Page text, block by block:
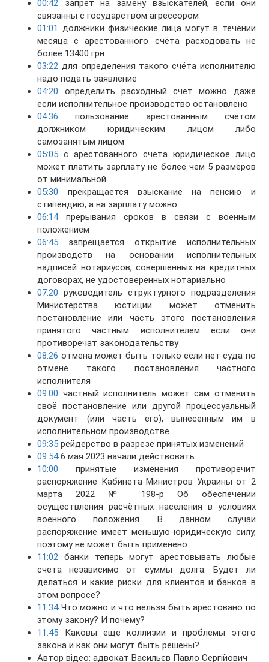
00:42 запрет на замену взыскателей, если они
связанны с государством агрессором
01:01 должники физические лица могут в течении
месяца с арестованного счёта расходовать не
более 13400 грн.
03:22 для определения такого счёта исполнителю
надо подать заявление
04:20 определить расходный счёт можно даже
если исполнительное производство остановлено
04:36 пользование арестованным счётом
должником юридическим лицом либо
самозанятым лицом
05:05 с арестованного счёта юридическое лицо
может платить зарплату не более чем 5 размеров
от минимальной
05:30 прекращается взыскание на пенсию и
стипендию, а на зарплату можно
06:14прерывания сроков в связи с военным
положением
06:45 запрещается открытие исполнительных
производств на основании исполнительных
надписей нотариусов, совершённых на кредитных
договорах, не удостоверенных нотариально
07:20 руководитель структурного подразделения
Министерства юстиции может отменить
постановление или часть этого постановления
принятого частным исполнителем если они
противоречат законодательству
08:26 отмена может быть только если нет суда по
отмене такого постановления частного
исполнителя
09:00 частный исполнитель может сам отменить
своё постановление или другой процессуальный
документ (или часть его), вынесенным им в
исполнительном производстве
09:35 рейдерство в разрезе принятых изменений
09:546 мая 2023 начали действовать
10:00 принятые изменения противоречит
распоряжение Кабинета Министров Украины от 2
марта 2022 № 198-р Об обеспечении
осуществления расчётных населения в условиях
военного положения. В данном случаи
распоряжение имеет меньшую юридическую силу,
поэтому не может быть применено
11:02 банки теперь могут арестовывать любые
счета независимо от суммы долга. Будет ли
делаться и какие риски для клиентов и банков в
этом вопросе?
11:34Что можно и что нельзя быть арестовано по
этому закону? И почему?
11:45 Каковы еще коллизии и проблемы этого
закона и как они могут быть решены?
Автор відео: адвокат Васильєв Павло Сергійович